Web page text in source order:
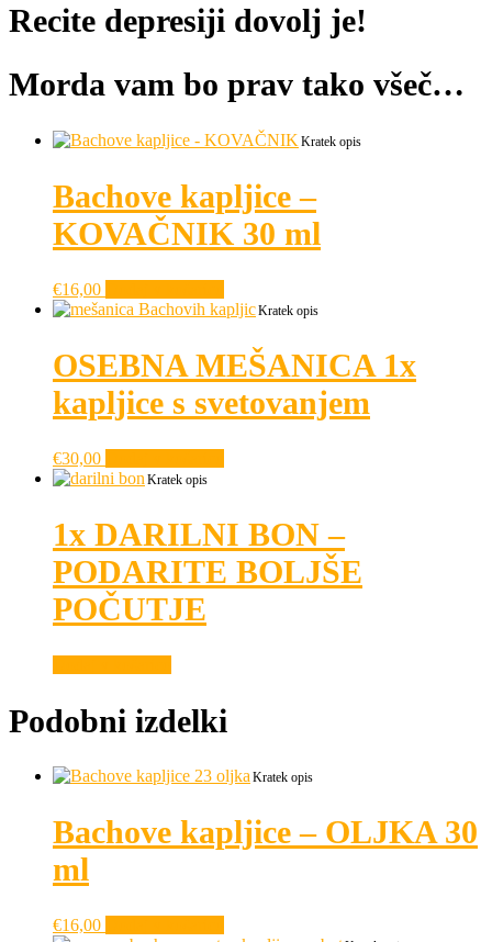
Recite depresiji dovolj je!
Morda vam bo prav tako všeč…
Kratek opis
Bachove kapljice –
KOVAČNIK 30 ml
€16,00
Kratek opis
OSEBNA MEŠANICA 1x
kapljice s svetovanjem
€30,00
Kratek opis
1x DARILNI BON –
PODARITE BOLJŠE
POČUTJE
Podobni izdelki
Kratek opis
Bachove kapljice – OLJKA 30
ml
€16,00